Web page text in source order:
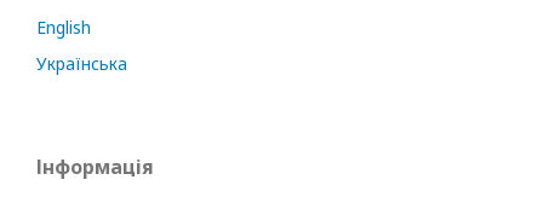
English
Українська
Інформація